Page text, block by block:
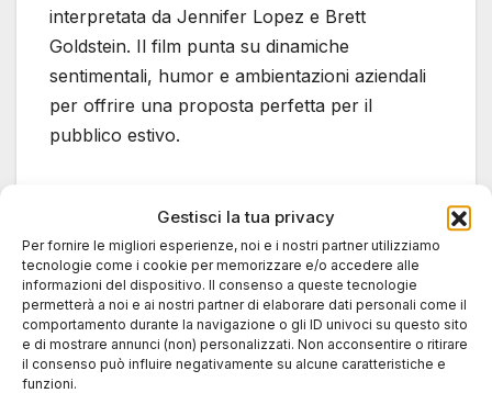
Gestisci la tua privacy
Per fornire le migliori esperienze, noi e i nostri partner utilizziamo
tecnologie come i cookie per memorizzare e/o accedere alle
informazioni del dispositivo. Il consenso a queste tecnologie
permetterà a noi e ai nostri partner di elaborare dati personali come il
comportamento durante la navigazione o gli ID univoci su questo sito
e di mostrare annunci (non) personalizzati. Non acconsentire o ritirare
il consenso può influire negativamente su alcune caratteristiche e
funzioni.
interpretata da Jennifer Lopez e Brett
Goldstein. Il film punta su dinamiche
sentimentali, humor e ambientazioni aziendali
per offrire una proposta perfetta per il
pubblico estivo.
The Marked Woman
Spazio anche al thriller conThe Marked
Woman, altra produzione originale che
arricchisce il catalogo di giugno e conferma
l’attenzione di Netflix verso i contenuti dal
respiro internazionale.